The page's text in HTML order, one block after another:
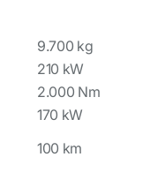
9.700 kg
210 kW
2.000 Nm
170 kW
100 km